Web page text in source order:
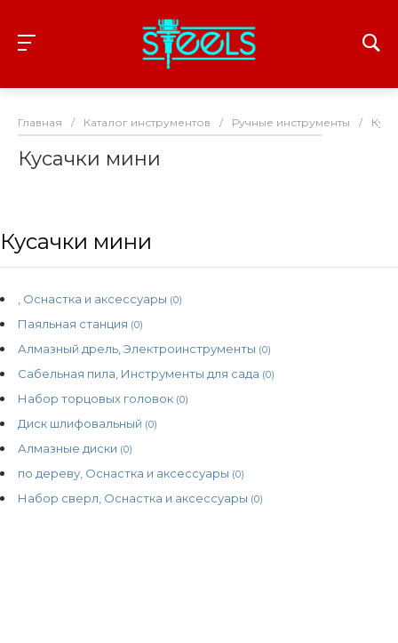
Главная / Каталог инструментов / Ручные инструменты /
Кусачки мини
Кусачки мини
, Оснастка и аксессуары (0)
Паяльная станция (0)
Алмазный дрель, Электроинструменты (0)
Сабельная пила, Инструменты для сада (0)
Набор торцовых головок (0)
Диск шлифовальный (0)
Алмазные диски (0)
по дереву, Оснастка и аксессуары (0)
Набор сверл, Оснастка и аксессуары (0)